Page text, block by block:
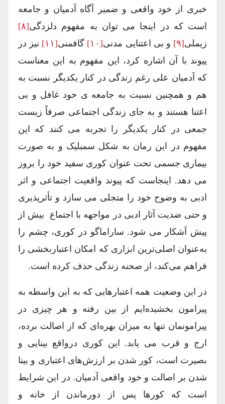
خبری از خود واقعی و ضمیر آگاه آدمیان و جامعه
است که در اینجا می توان به مفهوم دلزدگی[۸]
زیملی[۹] و بی اعتنایی مدنی[۱۰] گافمنی[۱۱]
نیز در
پیوند با آن اشاره کرد، این مفهوم به این معناست
که آدمیان علی رغم زندگی در کنار یکدیگر نسبت به
هم و همچنین نسبت به جامعه ی خود غافل و بی
اعتنا هستند و به جای زندگی اجتماعی صرفاً زیست
جمعی در کنار یکدیگر را تجربه می کنند که این
مفهوم در این رمان به شکل سمبلیک و به صورت
بیماری جسمی تحت عنوان کوری سفید خود را بروز
می دهد. اینجاست که پیوند واقعیت اجتماعی و اثر
ادبی به وضوح خود را متجلی می سازد و تأثرپذیری
و حتی ضدیت آثار ادبی در مواجهه با اجتماع بیش از
پیش آشکار می شود. ساراماگو در کوری، چشم را
به‌عنوان اصلی‌ترین ابزاری که امکان اعتباربخشی را
فراهم می‌کند، از صحنه زندگی حذف کرده است.
در این وضعیت همه اعتبارهایی که به این واسطه به
پیرامون بخشیده‌ایم از بین رفته و هر چیزی در
پیرامونمان تنها به میزان بهره‌ای که از اصالت برده،
ارج و قرب می یابد. این کوری درواقع بینایی و
بصیرت است، کور شدن بر ارزش‌های اعتباری و بینا
شدن بر اصالت و خود واقعی آدمیان. در این شرایط
است که کورها پس از دورماندن از خانه و